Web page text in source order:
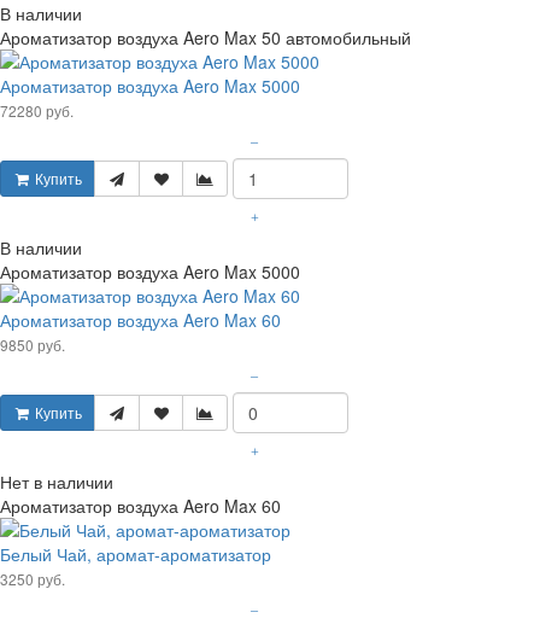
В наличии
Ароматизатор воздуха Aero Max 50 автомобильный
Ароматизатор воздуха Aero Max 5000
72280 руб.
Купить
–
+
В наличии
Ароматизатор воздуха Aero Max 5000
Ароматизатор воздуха Aero Max 60
9850 руб.
Купить
–
+
Нет в наличии
Ароматизатор воздуха Aero Max 60
Белый Чай, аромат-ароматизатор
3250 руб.
–